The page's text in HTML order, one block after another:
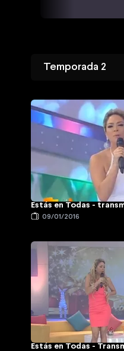
Estás en Todas -
09/01/2016
Estás en Todas -